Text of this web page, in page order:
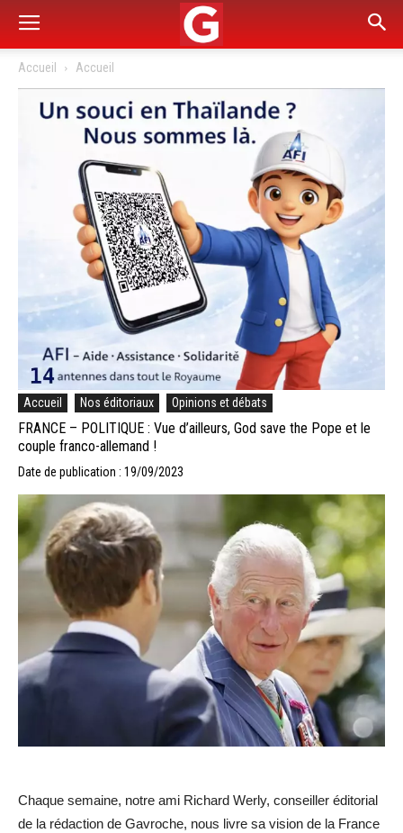
Accueil Accueil
Accueil Nos éditoriaux Opinions et débats
FRANCE – POLITIQUE : Vue d’ailleurs, God save the Pope et le
couple franco-allemand !
Date de publication : 19/09/2023
Chaque semaine, notre ami Richard Werly, conseiller éditorial
de la rédaction de Gavroche, nous livre sa vision de la France